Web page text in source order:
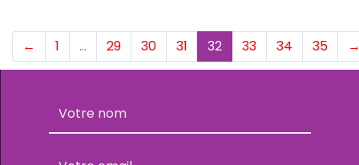
← 1 … 29 30 31 32(current)
33 34 35